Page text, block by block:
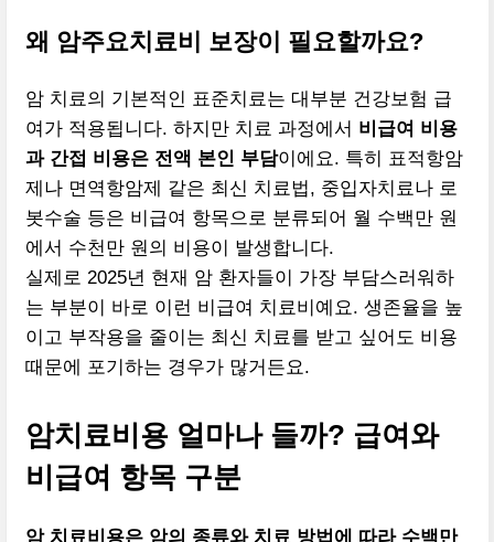
왜 암주요치료비 보장이 필요할까요?
암 치료의 기본적인 표준치료는 대부분 건강보험 급
여가 적용됩니다. 하지만 치료 과정에서 비급여 비용
과 간접 비용은 전액 본인 부담이에요. 특히 표적항암
제나 면역항암제 같은 최신 치료법, 중입자치료나 로
봇수술 등은 비급여 항목으로 분류되어 월 수백만 원
에서 수천만 원의 비용이 발생합니다.
실제로 2025년 현재 암 환자들이 가장 부담스러워하
는 부분이 바로 이런 비급여 치료비예요. 생존율을 높
이고 부작용을 줄이는 최신 치료를 받고 싶어도 비용
때문에 포기하는 경우가 많거든요.
암치료비용 얼마나 들까? 급여와
비급여 항목 구분
암 치료비용은 암의 종류와 치료 방법에 따라 수백만